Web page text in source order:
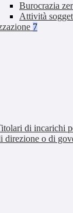
Burocrazia
Attività
7
di incarichi
direzione o di